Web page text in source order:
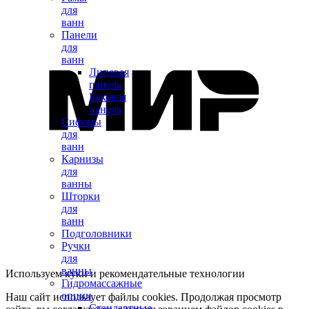
для
ванн
Панели
для
ванн
Лицевая
панель
Боковая
панель
Сифоны
для
ванн
Карнизы
для
ванны
Шторки
для
ванн
Подголовники
Ручки
для
ванны
Гидромассажные
опции
Используем куки и рекомендательные технологии
Наш сайт использует файлы cookies. Продолжая просмотр